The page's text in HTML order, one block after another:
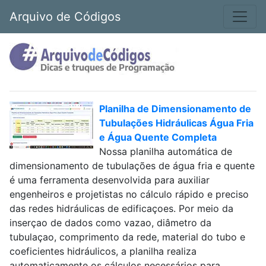
Arquivo de Códigos
Planilha de Dimensionamento de
Tubulações Hidráulicas Água Fria
e Água Quente Completa
Nossa planilha automática de
dimensionamento de tubulações de água fria e quente
é uma ferramenta desenvolvida para auxiliar
engenheiros e projetistas no cálculo rápido e preciso
das redes hidráulicas de edificaçoes. Por meio da
inserçao de dados como vazao, diâmetro da
tubulaçao, comprimento da rede, material do tubo e
coeficientes hidráulicos, a planilha realiza